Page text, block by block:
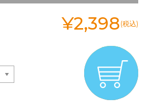
¥2,398(税込)